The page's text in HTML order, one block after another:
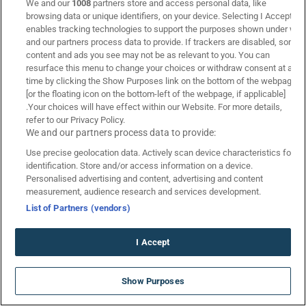
Τζίροι Αγώνων
Πτώση Αποδόσεων
Κουπόνι Πάμε Στοίχημα
Livescore
Επικοινωνία Links
Όροι Χρήσης Πολιτική Απορρήτου
ΝΕΑ GIGA ΠΡΟΣΦΟΡΑ* ΓΝΩΡΙΜΙΑΣ
στην Bwin!
We and our 1008 partners store and access personal data, like
browsing data or unique identifiers, on your device. Selecting I Accept
enables tracking technologies to support the purposes shown under we
and our partners process data to provide. If trackers are disabled, some
content and ads you see may not be as relevant to you. You can
resurface this menu to change your choices or withdraw consent at any
time by clicking the Show Purposes link on the bottom of the webpage
[or the floating icon on the bottom-left of the webpage, if applicable]
.Your choices will have effect within our Website. For more details,
refer to our Privacy Policy.
We and our partners process data to provide:
Use precise geolocation data. Actively scan device characteristics for
identification. Store and/or access information on a device.
Personalised advertising and content, advertising and content
measurement, audience research and services development.
List of Partners (vendors)
I Accept
Show Purposes